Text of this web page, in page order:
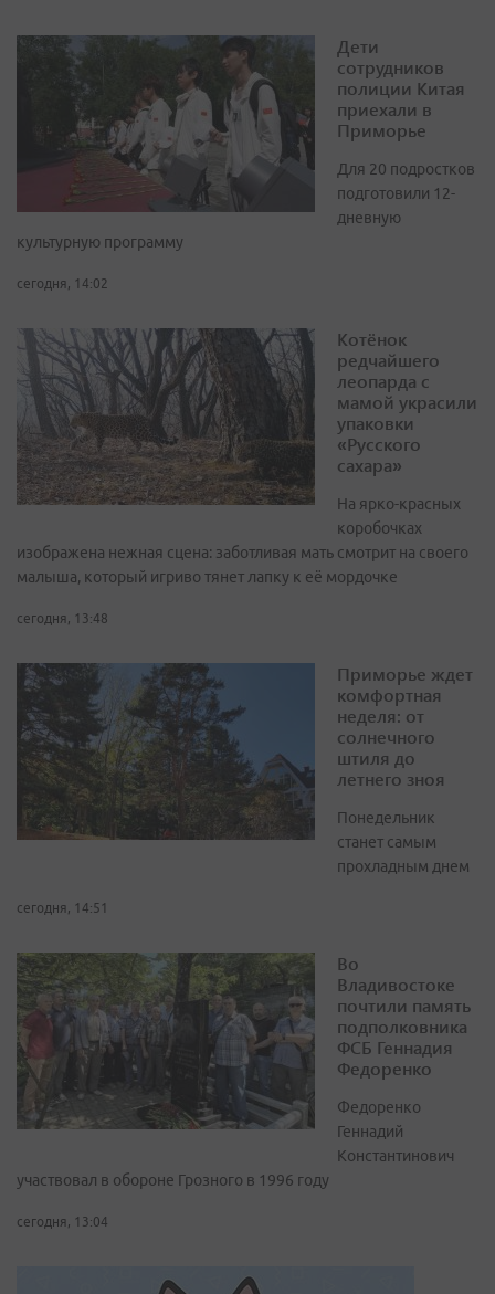
Дети
сотрудников
полиции Китая
приехали в
Приморье
Для 20 подростков
подготовили 12-
дневную
культурную программу
сегодня, 14:02
Котёнок
редчайшего
леопарда с
мамой украсили
упаковки
«Русского
сахара»
На ярко-красных
коробочках
изображена нежная сцена: заботливая мать смотрит на своего
малыша, который игриво тянет лапку к её мордочке
сегодня, 13:48
Приморье ждет
комфортная
неделя: от
солнечного
штиля до
летнего зноя
Понедельник
станет самым
прохладным днем
сегодня, 14:51
Во
Владивостоке
почтили память
подполковника
ФСБ Геннадия
Федоренко
Федоренко
Геннадий
Константинович
участвовал в обороне Грозного в 1996 году
сегодня, 13:04